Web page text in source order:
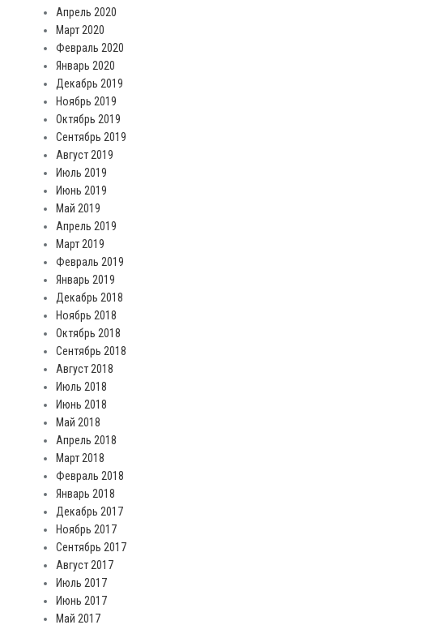
Апрель 2020
Март 2020
Февраль 2020
Январь 2020
Декабрь 2019
Ноябрь 2019
Октябрь 2019
Сентябрь 2019
Август 2019
Июль 2019
Июнь 2019
Май 2019
Апрель 2019
Март 2019
Февраль 2019
Январь 2019
Декабрь 2018
Ноябрь 2018
Октябрь 2018
Сентябрь 2018
Август 2018
Июль 2018
Июнь 2018
Май 2018
Апрель 2018
Март 2018
Февраль 2018
Январь 2018
Декабрь 2017
Ноябрь 2017
Сентябрь 2017
Август 2017
Июль 2017
Июнь 2017
Май 2017